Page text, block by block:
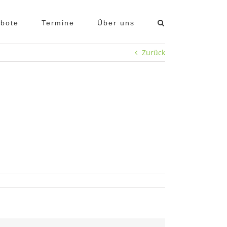
Termine Über uns
Zurück